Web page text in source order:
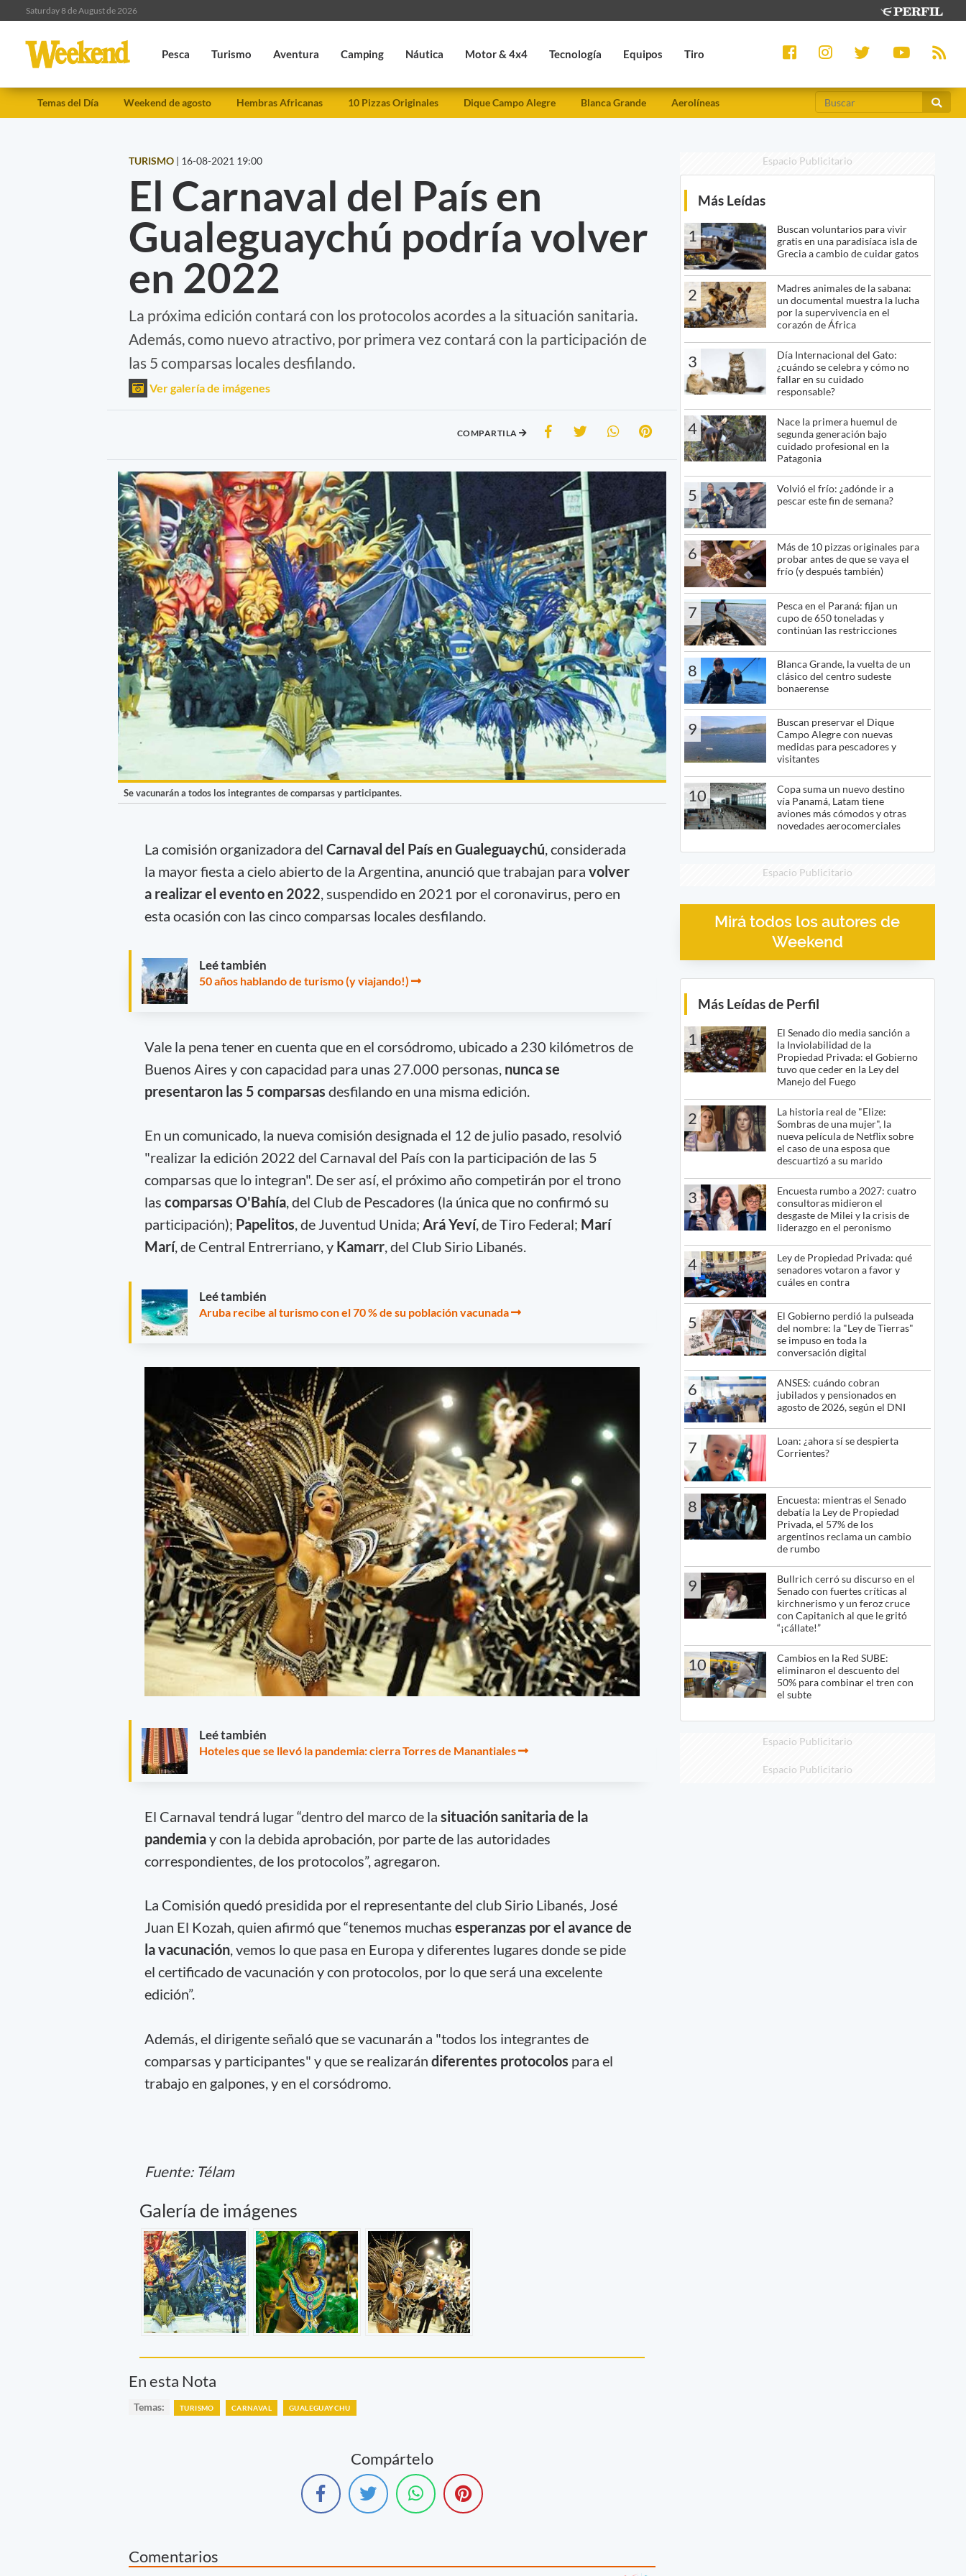
Saturday 8 de August de 2026
Pesca Turismo Aventura Camping Náutica Motor & 4x4 Tecnología Equipos Tiro
Temas del Día Weekend de agosto Hembras Africanas 10 Pizzas Originales Dique Campo Alegre Blanca Grande Aerolíneas
TURISMO | 16-08-2021 19:00
El Carnaval del País en
Gualeguaychú podría volver
en 2022
La próxima edición contará con los protocolos acordes a la situación sanitaria.
Además, como nuevo atractivo, por primera vez contará con la participación de
las 5 comparsas locales desfilando.
Ver galería de imágenes
COMPARTILA
Se vacunarán a todos los integrantes de comparsas y participantes.
La comisión organizadora del Carnaval del País en Gualeguaychú , considerada
la mayor fiesta a cielo abierto de la Argentina, anunció que trabajan para volver
a realizar el evento en 2022 , suspendido en 2021 por el coronavirus, pero en
esta ocasión con las cinco comparsas locales desfilando.
Leé también
50 años hablando de turismo (y viajando!)
Vale la pena tener en cuenta que en el corsódromo, ubicado a 230 kilómetros de
Buenos Aires y con capacidad para unas 27.000 personas, nunca se
presentaron las 5 comparsas desfilando en una misma edición.
En un comunicado, la nueva comisión designada el 12 de julio pasado, resolvió
"realizar la edición 2022 del Carnaval del País con la participación de las 5
comparsas que lo integran". De ser así, el próximo año competirán por el trono
las comparsas O'Bahía, del Club de Pescadores (la única que no confirmó su
participación); Papelitos, de Juventud Unida; Ará Yeví, de Tiro Federal; Marí
Marí, de Central Entrerriano, y Kamarr, del Club Sirio Libanés.
Leé también
Aruba recibe al turismo con el 70 % de su población vacunada
Leé también
Hoteles que se llevó la pandemia: cierra Torres de Manantiales
El Carnaval tendrá lugar “dentro del marco de la situación sanitaria de la
pandemiay con la debida aprobación, por parte de las autoridades
correspondientes, de los protocolos”, agregaron.
La Comisión quedó presidida por el representante del club Sirio Libanés, José
Juan El Kozah, quien afirmó que “tenemos muchas esperanzas por el avance de
la vacunación, vemos lo que pasa en Europa y diferentes lugares donde se pide
el certificado de vacunación y con protocolos, por lo que será una excelente
edición”.
Además, el dirigente señaló que se vacunarán a "todos los integrantes de
comparsas y participantes" y que se realizarán diferentes protocolos para el
trabajo en galpones, y en el corsódromo.
Fuente: Télam
Galería de imágenes
En esta Nota
Temas: TURISMO CARNAVAL GUALEGUAYCHU
Compártelo
Comentarios
Espacio Publicitario
Más Leídas
1
Buscan voluntarios para vivir
gratis en una paradisíaca isla de
Grecia a cambio de cuidar gatos
2
Madres animales de la sabana:
un documental muestra la lucha
por la supervivencia en el
corazón de África
3
Día Internacional del Gato:
¿cuándo se celebra y cómo no
fallar en su cuidado
responsable?
4
Nace la primera huemul de
segunda generación bajo
cuidado profesional en la
Patagonia
5
Volvió el frío: ¿adónde ir a
pescar este fin de semana?
6
Más de 10 pizzas originales para
probar antes de que se vaya el
frío (y después también)
7
Pesca en el Paraná: fijan un
cupo de 650 toneladas y
continúan las restricciones
8
Blanca Grande, la vuelta de un
clásico del centro sudeste
bonaerense
9
Buscan preservar el Dique
Campo Alegre con nuevas
medidas para pescadores y
visitantes
10
Copa suma un nuevo destino
vía Panamá, Latam tiene
aviones más cómodos y otras
novedades aerocomerciales
Espacio Publicitario
Mirá todos los autores de
Weekend
Más Leídas de Perfil
1
El Senado dio media sanción a
la Inviolabilidad de la
Propiedad Privada: el Gobierno
tuvo que ceder en la Ley del
Manejo del Fuego
2
La historia real de "Elize:
Sombras de una mujer", la
nueva película de Netflix sobre
el caso de una esposa que
descuartizó a su marido
3
Encuesta rumbo a 2027: cuatro
consultoras midieron el
desgaste de Milei y la crisis de
liderazgo en el peronismo
4
Ley de Propiedad Privada: qué
senadores votaron a favor y
cuáles en contra
5
El Gobierno perdió la pulseada
del nombre: la "Ley de Tierras"
se impuso en toda la
conversación digital
6
ANSES: cuándo cobran
jubilados y pensionados en
agosto de 2026, según el DNI
7
Loan: ¿ahora sí se despierta
Corrientes?
8
Encuesta: mientras el Senado
debatía la Ley de Propiedad
Privada, el 57% de los
argentinos reclama un cambio
de rumbo
9
Bullrich cerró su discurso en el
Senado con fuertes críticas al
kirchnerismo y un feroz cruce
con Capitanich al que le gritó
“¡cállate!”
10
Cambios en la Red SUBE:
eliminaron el descuento del
50% para combinar el tren con
el subte
Espacio Publicitario
Espacio Publicitario